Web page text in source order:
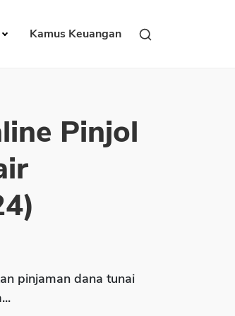
Kamus Keuangan
Pinjol
pinjaman dana tunai